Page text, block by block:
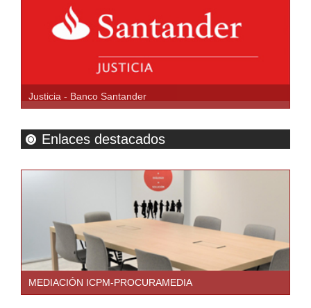
Justicia - Banco Santander
Enlaces destacados
MEDIACIÓN ICPM-PROCURAMEDIA